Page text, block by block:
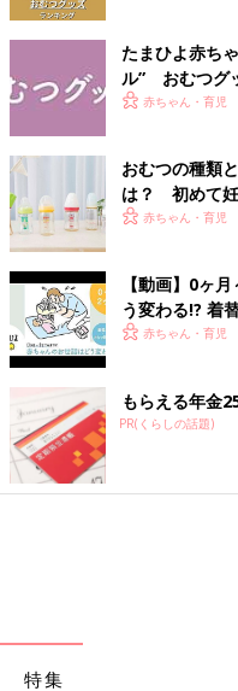
たまひよ赤ち
ル” おむつグ
赤ちゃん・育児
おむつの種類
は？ 初めて
赤ちゃん・育児
【動画】0ヶ
う変わる!? 着
赤ちゃん・育児
もらえる年金
PR(くらしの話題)
特集